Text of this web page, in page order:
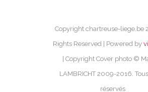
Copyright chartreuse-liege.be
Rights Reserved | Powered by
| Copyright Cover photo ©
LAMBRICHT 2009-2016.
réservés